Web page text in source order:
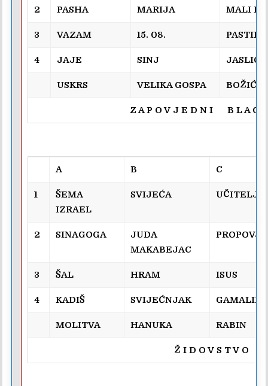
2 PASHA MARIJA MALI
3 VAZAM 15. 08. PASTIRI
4 JAJE SINJ JASLICE
USKRS VELIKA GOSPA BOŽIĆ
Z A P O V J E D N I B L A G
A B C
1
ŠEMA
IZRAEL
SVIJEĆA UČITELJ
2 SINAGOGA
JUDA
MAKABEJAC
3 ŠAL HRAM ISUS
4 KADIŠ SVIJEĆNJAK GAMALIEL
MOLITVA HANUKA RABIN
Ž I D O V S T V O